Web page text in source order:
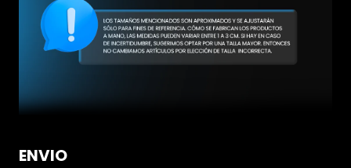
ENVIO